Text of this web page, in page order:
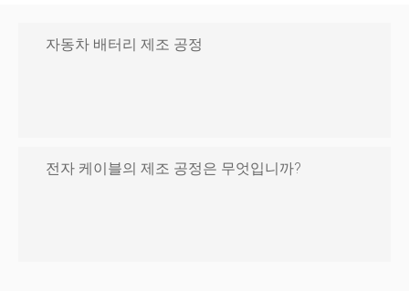
자동차 배터리 제조 공정
전자 케이블의 제조 공정은 무엇입니까?